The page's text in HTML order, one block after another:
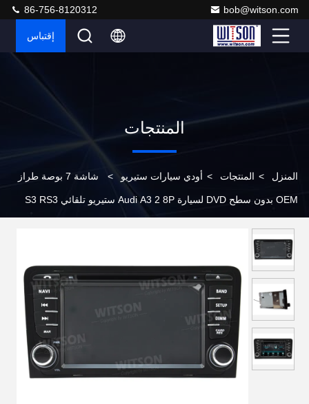
bob@witson.com
86-756-8120312
إقتباس
المنتجات
المنزل > المنتجات > أودي سيارات ستيريو > شاشة 7 بوصة طراز
OEM بدون سطح DVD لسيارة Audi A3 2 8P ستيريو تلقائي S3 RS3